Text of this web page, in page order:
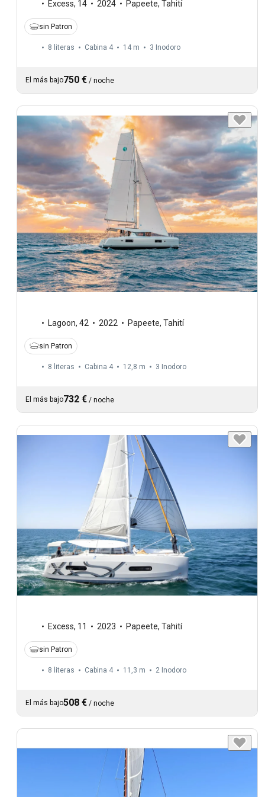
Excess, 14 2024 Papeete, Tahití
sin Patron
8 literas Cabina 4 14 m 3 Inodoro
El más bajo750 € / noche
Lagoon, 42 2022 Papeete, Tahití
sin Patron
8 literas Cabina 4 12,8 m 3 Inodoro
El más bajo732 € / noche
Excess, 11 2023 Papeete, Tahití
sin Patron
8 literas Cabina 4 11,3 m 2 Inodoro
El más bajo508 € / noche